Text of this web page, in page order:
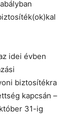
idei évben
biztosítékra
kapcsán –
31-ig